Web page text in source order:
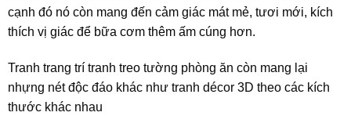
cạnh đó nó còn mang đến cảm giác mát mẻ, tươi mới, kích
thích vị giác để bữa cơm thêm ấm cúng hơn.
Tranh trang trí tranh treo tường phòng ăn còn mang lại
nhựng nét độc đáo khác như tranh décor 3D theo các kích
thước khác nhau